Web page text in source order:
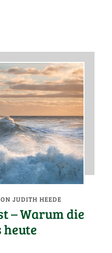
JUDITH HEEDE
– Warum die
heute